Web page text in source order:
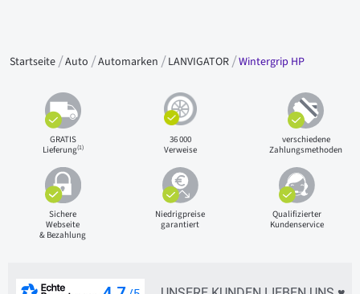
Startseite Auto Automarken LANVIGATOR Wintergrip HP
GRATIS
Lieferung(1)
36 000
Verweise
verschiedene
Zahlungsmethoden
Sichere
Webseite
& Bezahlung
Niedrigpreise
garantiert
Qualifizierter
Kundenservice